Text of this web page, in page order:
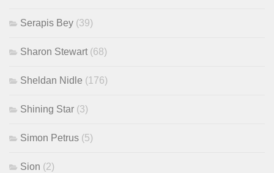
Serapis Bey (39)
Sharon Stewart (68)
Sheldan Nidle (176)
Shining Star (3)
Simon Petrus (5)
Sion (2)